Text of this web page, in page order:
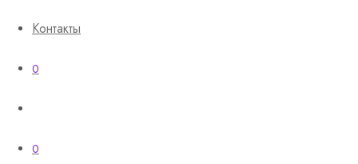
Контакты
0
0